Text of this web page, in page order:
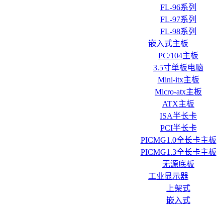
FL-96系列
FL-97系列
FL-98系列
嵌入式主板
PC/104主板
3.5寸单板电脑
Mini-itx主板
Micro-atx主板
ATX主板
ISA半长卡
PCI半长卡
PICMG1.0全长卡主板
PICMG1.3全长卡主板
无源底板
工业显示器
上架式
嵌入式